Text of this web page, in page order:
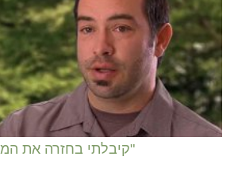
"קיבלתי בחזרה את המשפחה ואת עצמי"